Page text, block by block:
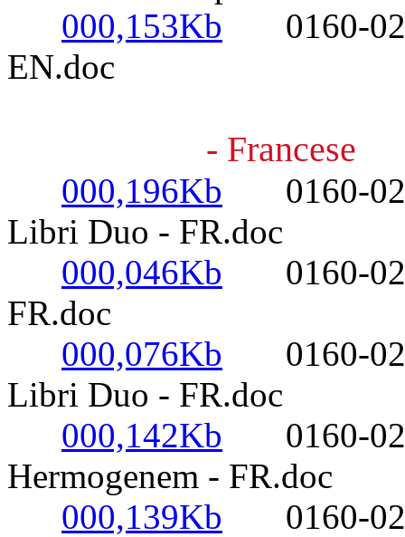
000,153Kb 0160-
EN.doc
- Francese
000,196Kb 0160-
Libri Duo - FR.doc
000,046Kb 0160-
FR.doc
000,076Kb 0160-
Libri Duo - FR.doc
000,142Kb 0160-
Hermogenem - FR.doc
000,139Kb 0160-